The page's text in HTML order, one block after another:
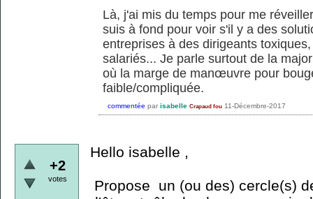
Là, j'ai mis du temps pour me
suis à fond pour voir s'il y a des
entreprises à des dirigeants
salariés... Je parle surtout de la
où la marge de manœuvre pour
faible/compliquée.
commentée par isabelle Crapaud fou 11-Décembre-2017
+2
votes
Hello isabelle ,
Propose un (ou des) cercle(s)